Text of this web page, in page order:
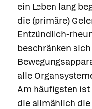
ein Leben lang
die (primäre)
Entzündlich-
beschränken
alle
Am häufigsten ist
die allmählich die